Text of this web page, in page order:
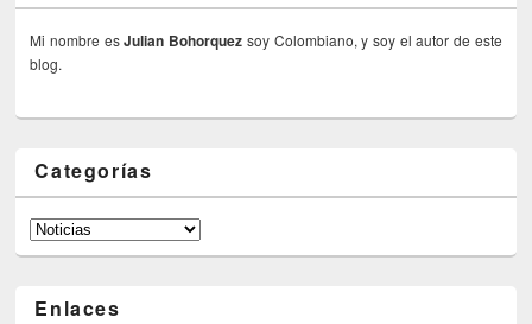
Mi nombre esJulian Bohorquez soy Colombiano, y soy el autor de este
blog.
Categorías
Categorías
Enlaces